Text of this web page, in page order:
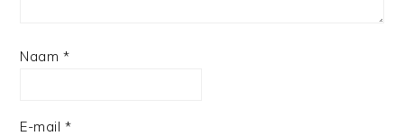
Naam *
E-mail *